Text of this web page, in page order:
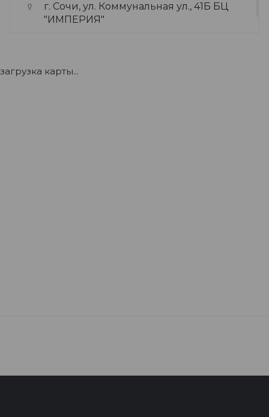
г. Сочи, ул. Коммунальная ул., 41Б БЦ
"ИМПЕРИЯ"
загрузка карты...